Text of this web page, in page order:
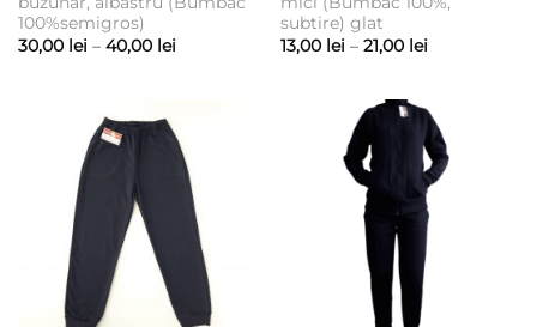
100%semigros)
30,00 lei – 40,00 leiInterval
40,00 lei
subtire) glat
13,00 lei – 21,00 leiInterval
până
la
21,00 lei